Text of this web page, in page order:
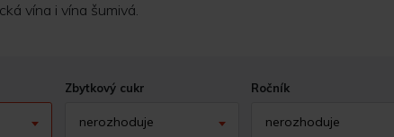
vína i vína šumivá.
Zbytkový cukr
nerozhoduje
Ročník
nerozhoduje